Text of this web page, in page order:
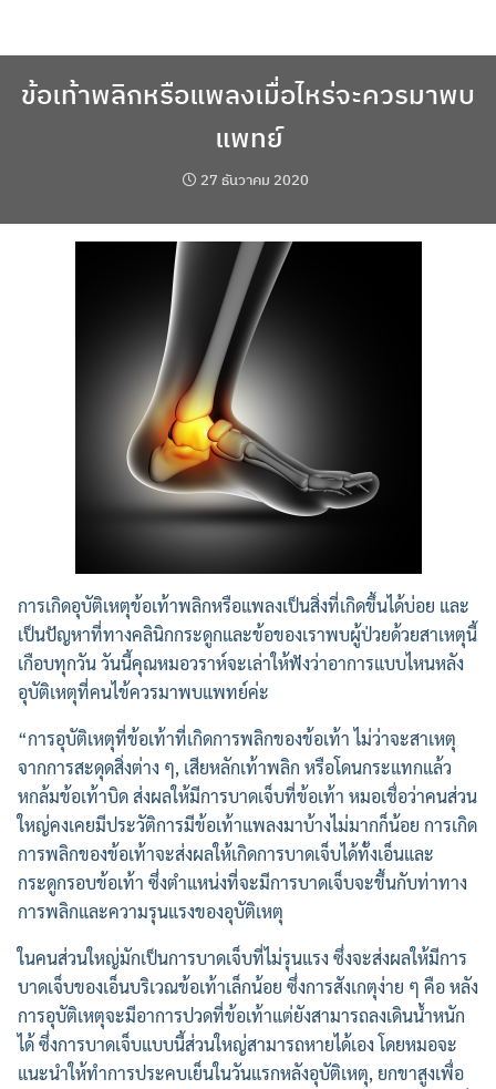
ข้อเท้าพลิกหรือแพลงเมื่อไหร่จะควรมาพบ
แพทย์
27 ธันวาคม 2020
การเกิดอุบัติเหตุข้อเท้าพลิกหรือแพลงเป็นสิ่งที่เกิดขึ้นได้บ่อย และ
เป็นปัญหาที่ทางคลินิกกระดูกและข้อของเราพบผู้ป่วยด้วยสาเหตุนี้
เกือบทุกวัน วันนี้คุณหมอวราห์จะเล่าให้ฟังว่าอาการแบบไหนหลัง
อุบัติเหตุที่คนไข้ควรมาพบแพทย์ค่ะ
“การอุบัติเหตุที่ข้อเท้าที่เกิดการพลิกของข้อเท้า ไม่ว่าจะสาเหตุ
จากการสะดุดสิ่งต่าง ๆ, เสียหลักเท้าพลิก หรือโดนกระแทกแล้ว
หกล้มข้อเท้าบิด ส่งผลให้มีการบาดเจ็บที่ข้อเท้า หมอเชื่อว่าคนส่วน
ใหญ่คงเคยมีประวัติการมีข้อเท้าแพลงมาบ้างไม่มากก็น้อย การเกิด
การพลิกของข้อเท้าจะส่งผลให้เกิดการบาดเจ็บได้ทั้งเอ็นและ
กระดูกรอบข้อเท้า ซึ่งตำแหน่งที่จะมีการบาดเจ็บจะขึ้นกับท่าทาง
การพลิกและความรุนแรงของอุบัติเหตุ
ในคนส่วนใหญ่มักเป็นการบาดเจ็บที่ไม่รุนแรง ซึ่งจะส่งผลให้มีการ
บาดเจ็บของเอ็นบริเวณข้อเท้าเล็กน้อย ซึ่งการสังเกตุง่าย ๆ คือ หลัง
การอุบัติเหตุจะมีอาการปวดที่ข้อเท้าแต่ยังสามารถลงเดินน้ำหนัก
ได้ ซึ่งการบาดเจ็บแบบนี้ส่วนใหญ่สามารถหายได้เอง โดยหมอจะ
แนะนำให้ทำการประคบเย็นในวันแรกหลังอุบัติเหตุ, ยกขาสูงเพื่อ